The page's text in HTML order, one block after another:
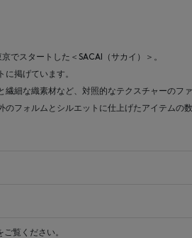
でスタートした＜SACAI（サカイ）＞。
に掲げています。
細な織素材など、対照的なテクスチャーのフ
フォルムとシルエットに仕上げたアイテムの
ご覧ください。